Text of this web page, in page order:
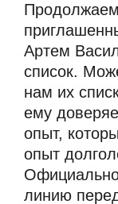
Артем
список.
нам их
ему
опыт,
опыт
линию